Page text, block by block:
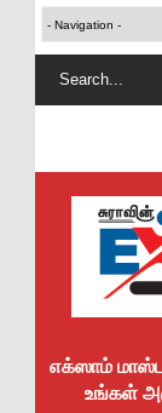
எக்ஸாம்
உங்கள்